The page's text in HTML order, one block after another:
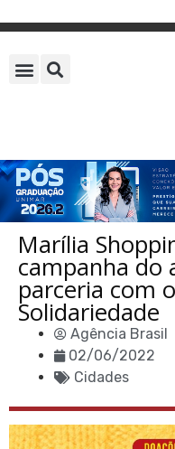
Marília
campanha do
parceria com
Solidariedade
Agência Brasil
02/06/2022
Cidades